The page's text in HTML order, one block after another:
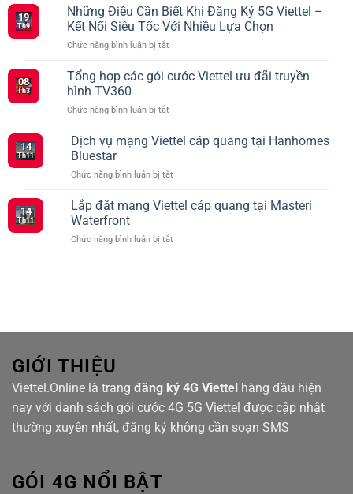
báo
Viettel
điều
chỉnh
gói
xã
vào
19
Th9
Những Điều Cần Biết Khi Đăng Ký 5G Viettel –
Kết Nối Siêu Tốc Với Nhiều Lựa Chọn
Chức năng bình luận bị tắt
Điều
Khi
Ký
–
Nối
Với
08
Th3
Tổng hợp các gói cước Viettel ưu đãi truyền
hình TV360
Chức năng bình luận bị tắt
hợp
cước
ưu
hình
14
Th11
Dịch vụ mạng Viettel cáp quang tại Hanhomes
Bluestar
Chức năng bình luận bị tắt
vụ
cáp
14
Th11
Lắp đặt mạng Viettel cáp quang tại Masteri
Waterfront
Chức năng bình luận bị tắt
tại
GIỚI THIỆU
Viettel.Online là trang đăng ký 4G Viettel hàng đầu hiện
nay với danh sách gói cước 4G 5G Viettel được cập nhật
thường xuyên nhất, đăng ký không cần soạn SMS
GÓI 4G NỔI BẬT